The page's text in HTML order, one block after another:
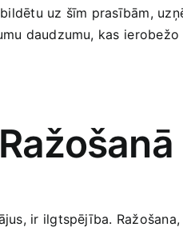
uz šīm prasībām,
daudzumu, kas⁢
ir ilgtspējība.